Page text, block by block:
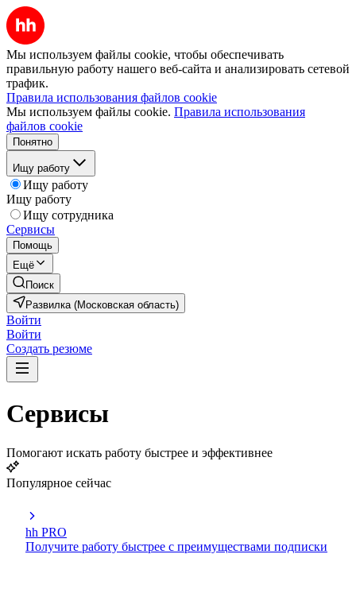
Мы используем файлы cookie, чтобы обеспечивать
правильную работу нашего веб-сайта и анализировать сетевой
трафик.
Правила использования файлов cookie
Мы используем файлы cookie. Правила использования
файлов cookie
Понятно
Ищу работу
Ищу работу
Ищу работу
Ищу сотрудника
Сервисы
Помощь
Ещё
Поиск
Развилка (Московская область)
Войти
Войти
Создать резюме
Сервисы
Помогают искать работу быстрее и эффективнее
Популярное сейчас
hh PRO
Получите работу быстрее с преимуществами подписки